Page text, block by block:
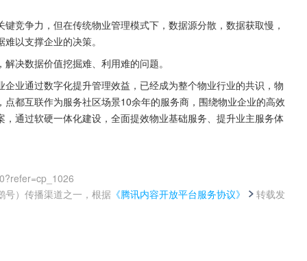
竞争力，但在传统物业管理模式下，数据源分散，数据获取慢，
以支撑企业的决策。
决数据价值挖掘难、利用难的问题。
业通过数字化提升管理效益，已经成为整个物业行业的共识，物
都互联作为服务社区场景10余年的服务商，围绕物业企业的高效
通过软硬一体化建设，全面提效物业基础服务、提升业主服务体
号）传播渠道之一，根据 《腾讯内容开放平台服务协议》 转载发